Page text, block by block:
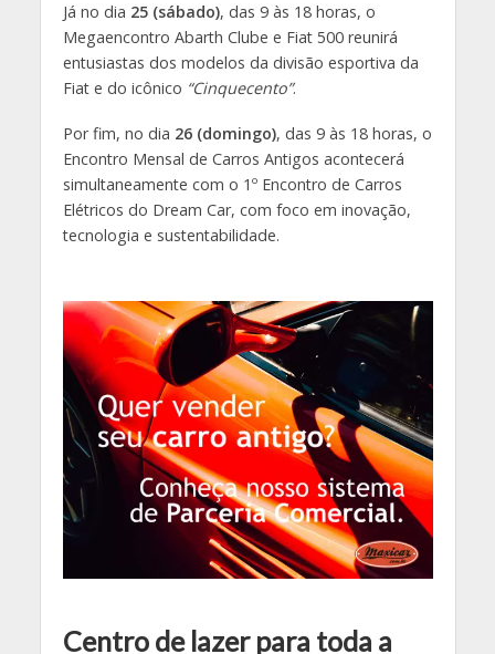
Já no dia 25 (sábado), das 9 às 18 horas, o
Megaencontro Abarth Clube e Fiat 500 reunirá
entusiastas dos modelos da divisão esportiva da
Fiat e do icônico “Cinquecento”.
Por fim, no dia 26 (domingo), das 9 às 18 horas, o
Encontro Mensal de Carros Antigos acontecerá
simultaneamente com o 1º Encontro de Carros
Elétricos do Dream Car, com foco em inovação,
tecnologia e sustentabilidade.
Centro de lazer para toda a